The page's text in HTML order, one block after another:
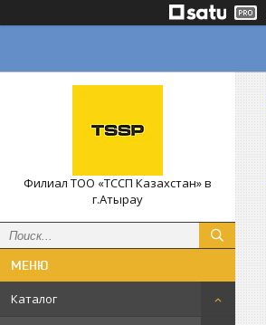
Филиал ТОО «ТССП Казахстан» в
г.Атырау
Каталог